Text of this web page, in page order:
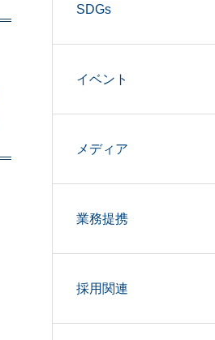
SDGs
イベント
メディア
業務提携
採用関連